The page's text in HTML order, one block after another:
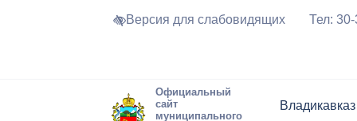
Версия для слабовидящих Тел:
Официальный
сайт
муниципального
Владикавказ